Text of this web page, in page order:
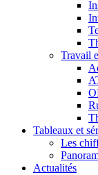
Travail
Tableaux et
Les
Actualités